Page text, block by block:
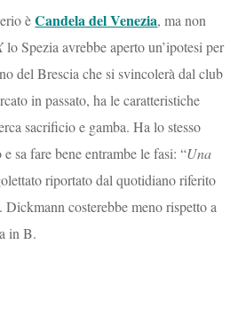
èCandela del Venezia, ma non
lo Spezia avrebbe aperto un’ipotesi per
del Brescia che si svincolerà dal club
in passato, ha le caratteristiche
sacrificio e gamba. Ha lo stesso
sa fare bene entrambe le fasi: “Una
riportato dal quotidiano riferito
Dickmann costerebbe meno rispetto a
in B.